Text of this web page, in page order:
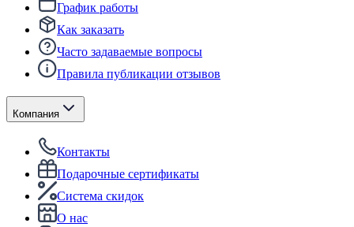
График работы
Как заказать
Часто задаваемые вопросы
Правила публикации отзывов
Компания
Контакты
Подарочные сертификаты
Система скидок
О нас